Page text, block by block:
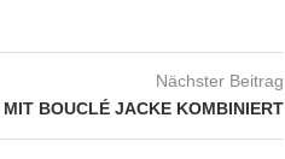
Nächster Beitrag
BOUCLÉ JACKE KOMBINIERT